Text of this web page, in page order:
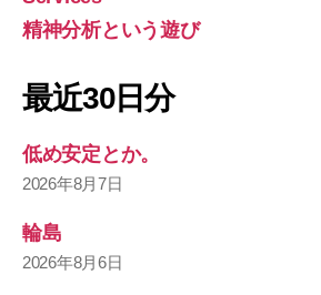
精神分析という遊び
最近30日分
低め安定とか。
2026年8月7日
輪島
2026年8月6日